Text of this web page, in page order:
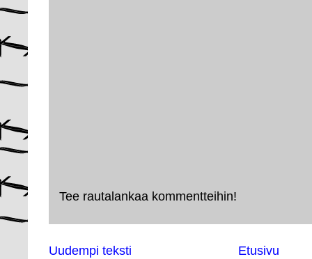
Tee rautalankaa kommentteihin!
Uudempi teksti Etusivu